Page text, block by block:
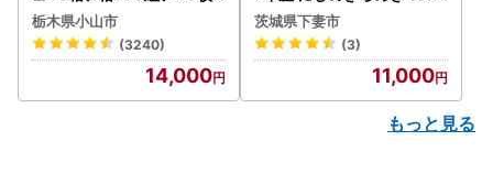
(5個入り×12セット)【配送
不可地域：離島・沖縄県】
【1256759】
栃木県小山市
(3240)
14,000
10月 FN-Limited-PR
茨城県下妻市
(3)
11,000
もっと見る